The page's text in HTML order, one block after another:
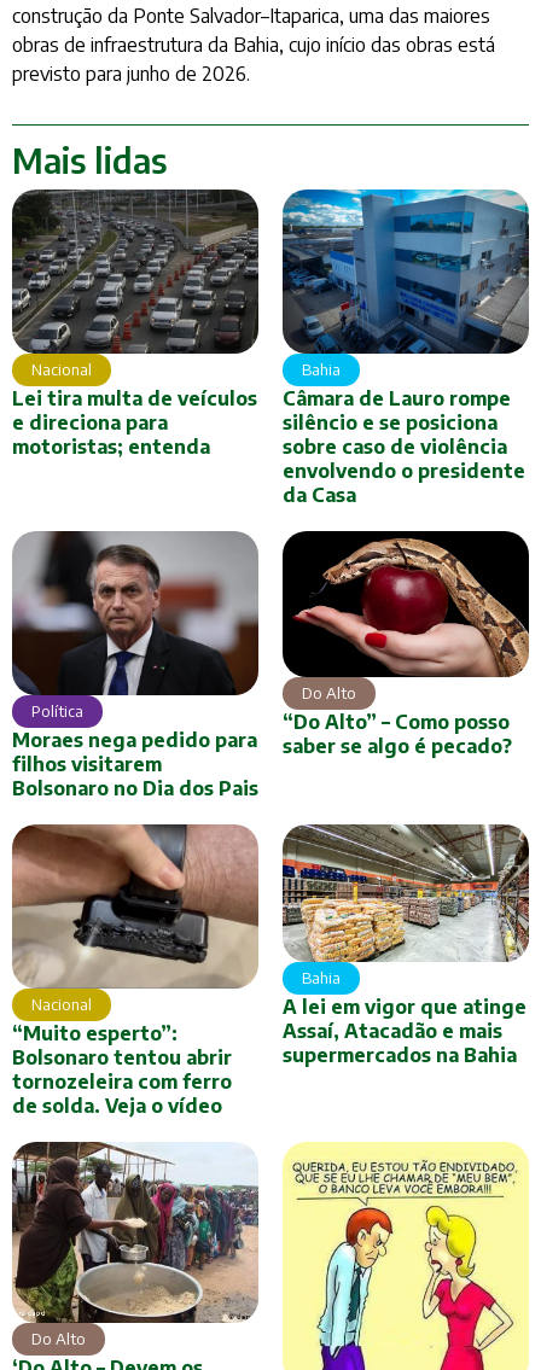
construção da Ponte Salvador–Itaparica, uma das maiores
obras de infraestrutura da Bahia, cujo início das obras está
previsto para junho de 2026.
Mais lidas
Nacional
Lei tira multa de veículos
e direciona para
motoristas; entenda
Bahia
Câmara de Lauro rompe
silêncio e se posiciona
sobre caso de violência
envolvendo o presidente
da Casa
Política
Moraes nega pedido para
filhos visitarem
Bolsonaro no Dia dos Pais
Do Alto
“Do Alto” – Como posso
saber se algo é pecado?
Nacional
“Muito esperto”:
Bolsonaro tentou abrir
tornozeleira com ferro
de solda. Veja o vídeo
Bahia
A lei em vigor que atinge
Assaí, Atacadão e mais
supermercados na Bahia
Do Alto